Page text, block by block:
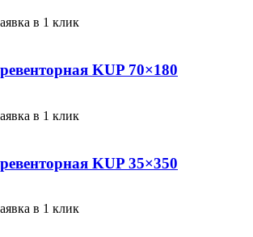
в 1 клик
KUP 70×180
в 1 клик
KUP 35×350
в 1 клик